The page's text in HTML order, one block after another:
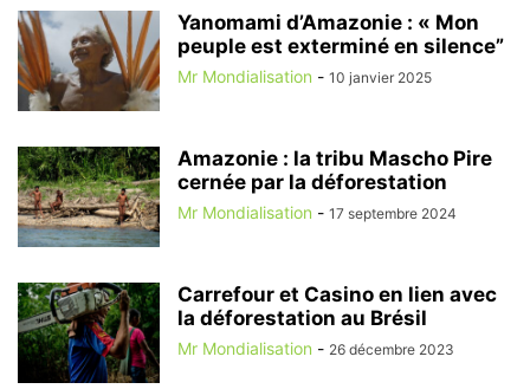
Yanomami d’Amazonie : « Mon
peuple est exterminé en silence”
Mr Mondialisation - 10 janvier 2025
Amazonie : la tribu Mascho Pire
cernée par la déforestation
Mr Mondialisation - 17 septembre 2024
Carrefour et Casino en lien avec
la déforestation au Brésil
Mr Mondialisation - 26 décembre 2023